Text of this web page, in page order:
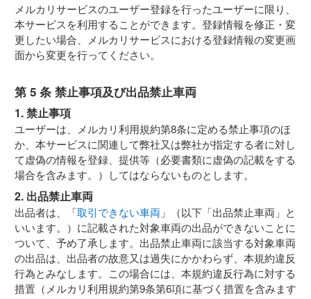
メルカリサービスのユーザー登録を行ったユーザーに限り、
本サービスを利用することができます。登録情報を修正・変
更したい場合、メルカリサービスにおける登録情報の変更画
面から変更を行ってください。
第 5 条 禁止事項及び出品禁止車両
1. 禁止事項
ユーザーは、メルカリ利用規約第8条に定める禁止事項のほ
か、本サービスに関連して弊社又は弊社が指定する者に対し
て虚偽の情報を登録、提供等（必要書類に虚偽の記載をする
場合を含みます。）してはならないものとします。
2. 出品禁止車両
出品者は、「取引できない車両 」（以下「出品禁止車両」と
いいます。）に記載された対象車両の出品ができないことに
ついて、予め了承します。出品禁止車両に該当する対象車両
の出品は、出品者の故意又は過失にかかわらず、本規約違反
行為とみなします。この場合には、本規約違反行為に対する
措置（メルカリ利用規約第9条第6項に基づく措置を含みます